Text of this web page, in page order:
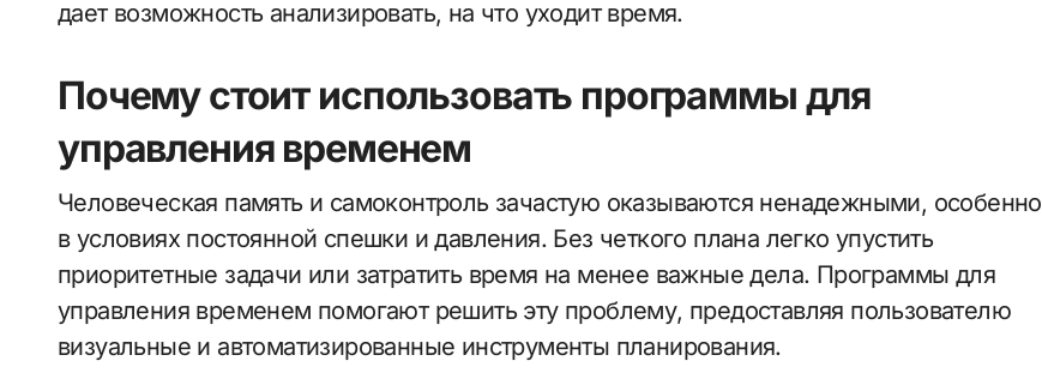
дает возможность анализировать, на что уходит время.
Почему стоит использовать программы для
управления временем
Человеческая память и самоконтроль зачастую оказываются ненадежными, особенно
в условиях постоянной спешки и давления. Без четкого плана легко упустить
приоритетные задачи или затратить время на менее важные дела. Программы для
управления временем помогают решить эту проблему, предоставляя пользователю
визуальные и автоматизированные инструменты планирования.